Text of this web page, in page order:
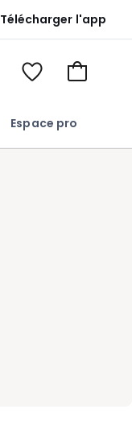
Télécharger l'app
Espace pro
Voir
Aller